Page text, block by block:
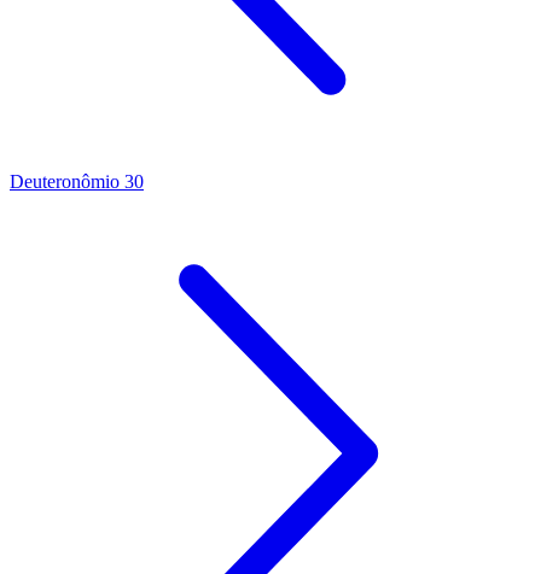
Deuteronômio 30